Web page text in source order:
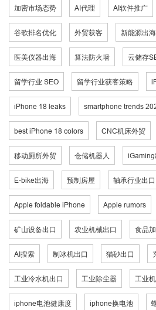
加密市场态势 AI代理 AI软件推广
谷歌排名优化 外贸获客 新能源出海
医美仪器出海 算法防火墙 云储存
留学行业 SEO 留学行业获客策略
iPhone 18 leaks smartphone trends
best iPhone 18 colors CNC机床外贸
移动厕所外贸 仓储机器人
E-bike出海 预制房屋 轴承行业出口
Apple foldable iPhone Apple rumors
矿山设备出口 农业机械出口 食品
AI搜索 制冰机出口 猫砂出口
工业冷水机出口 工业除尘器 工业
iphone电池健康度 iphone换电池